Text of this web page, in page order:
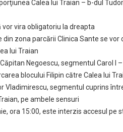
Calea lui Traian – b-dul
vor vira obligatoriu la dreapta
zona parcării Clinica Sante se vor
lui Traian
Negoescu, segmentul Carol I
blocului Filipin către Calea lui
Vladimirescu, segmentul cuprins
pe ambele sensuri
ora 15:00, este interzis accesul pe